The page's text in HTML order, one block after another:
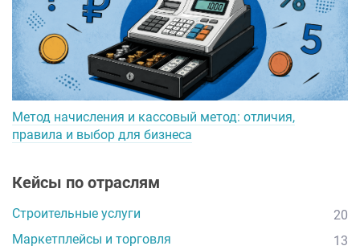
Метод начисления и кассовый метод: отличия,
правила и выбор для бизнеса
Кейсы по отраслям
Строительные услуги
20
Маркетплейсы и торговля
13